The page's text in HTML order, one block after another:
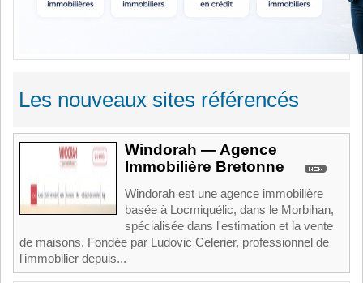
Les nouveaux sites référencés
Windorah — Agence
Immobilière Bretonne
Windorah est une agence immobilière
basée à Locmiquélic, dans le Morbihan,
spécialisée dans l'estimation et la vente
de maisons. Fondée par Ludovic Celerier, professionnel de
l'immobilier depuis...